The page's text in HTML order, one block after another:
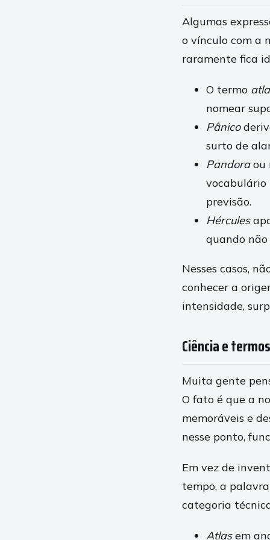
Algumas
o vínculo com a
raramente fica
O termo
nomear
Pânico
surto de
Pandoraou
vocabulário
previsão.
Hércules
quando
Nesses casos,
conhecer a
intensidade,
Ciência e
Muita gente
O fato é que a
memoráveis e
nesse ponto,
Em vez de
tempo, a
categoria
Atlasem